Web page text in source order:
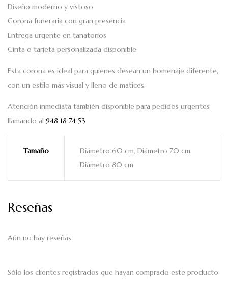
Diseño moderno y vistoso
Corona funeraria con gran presencia
Entrega urgente en tanatorios
Cinta o tarjeta personalizada disponible
Esta corona es ideal para quienes desean un homenaje diferente,
con un estilo más visual y lleno de matices.
Atención inmediata también disponible para pedidos urgentes
llamando al 948 18 74 53
Tamaño
Diámetro 60 cm, Diámetro 70 cm,
Diámetro 80 cm
Reseñas
Aún no hay reseñas
Sólo los clientes registrados que hayan comprado este producto